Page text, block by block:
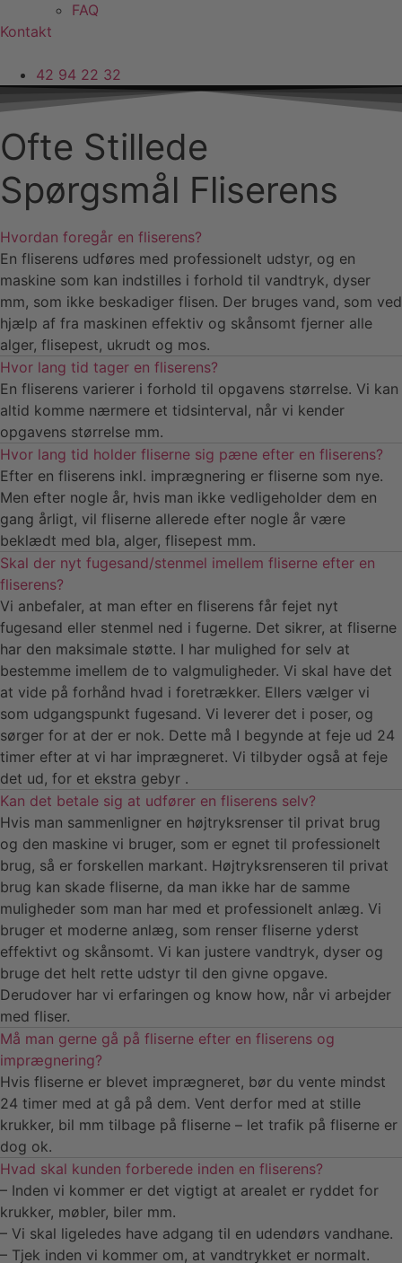
FAQ
Kontakt
42 94 22 32
Ofte Stillede
Spørgsmål Fliserens
Hvordan foregår en fliserens?
En fliserens udføres med professionelt udstyr, og en
maskine som kan indstilles i forhold til vandtryk, dyser
mm, som ikke beskadiger flisen. Der bruges vand, som ved
hjælp af fra maskinen effektiv og skånsomt fjerner alle
alger, flisepest, ukrudt og mos.
Hvor lang tid tager en fliserens?
En fliserens varierer i forhold til opgavens størrelse. Vi kan
altid komme nærmere et tidsinterval, når vi kender
opgavens størrelse mm.
Hvor lang tid holder fliserne sig pæne efter en fliserens?
Efter en fliserens inkl. imprægnering er fliserne som nye.
Men efter nogle år, hvis man ikke vedligeholder dem en
gang årligt, vil fliserne allerede efter nogle år være
beklædt med bla, alger, flisepest mm.
Skal der nyt fugesand/stenmel imellem fliserne efter en
fliserens?
Vi anbefaler, at man efter en fliserens får fejet nyt
fugesand eller stenmel ned i fugerne. Det sikrer, at fliserne
har den maksimale støtte. I har mulighed for selv at
bestemme imellem de to valgmuligheder. Vi skal have det
at vide på forhånd hvad i foretrækker. Ellers vælger vi
som udgangspunkt fugesand. Vi leverer det i poser, og
sørger for at der er nok. Dette må I begynde at feje ud 24
timer efter at vi har imprægneret. Vi tilbyder også at feje
det ud, for et ekstra gebyr .
Kan det betale sig at udfører en fliserens selv?
Hvis man sammenligner en højtryksrenser til privat brug
og den maskine vi bruger, som er egnet til professionelt
brug, så er forskellen markant. Højtryksrenseren til privat
brug kan skade fliserne, da man ikke har de samme
muligheder som man har med et professionelt anlæg. Vi
bruger et moderne anlæg, som renser fliserne yderst
effektivt og skånsomt. Vi kan justere vandtryk, dyser og
bruge det helt rette udstyr til den givne opgave.
Derudover har vi erfaringen og know how, når vi arbejder
med fliser.
Må man gerne gå på fliserne efter en fliserens og
imprægnering?
Hvis fliserne er blevet imprægneret, bør du vente mindst
24 timer med at gå på dem. Vent derfor med at stille
krukker, bil mm tilbage på fliserne – let trafik på fliserne er
dog ok.
Hvad skal kunden forberede inden en fliserens?
– Inden vi kommer er det vigtigt at arealet er ryddet for
krukker, møbler, biler mm.
– Vi skal ligeledes have adgang til en udendørs vandhane.
– Tjek inden vi kommer om, at vandtrykket er normalt.